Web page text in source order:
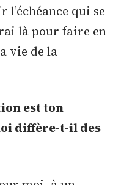
qui se
là pour faire en
vie de la
est ton
diffère-t-il des